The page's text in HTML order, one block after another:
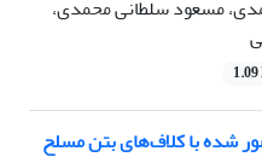
مسعود سلطانی محمدی،
شده با کلاف‌های بتن مسلح